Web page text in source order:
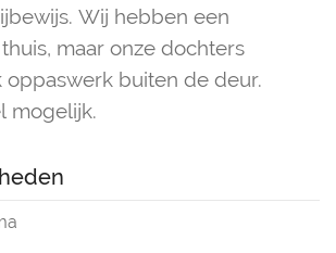
Wij hebben een
maar onze dochters
oppaswerk buiten de deur.
mogelijk.